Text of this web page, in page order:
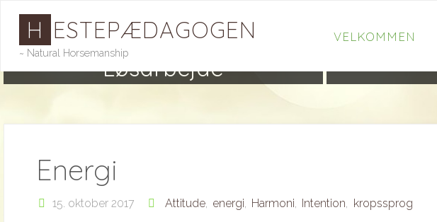
content
H ESTEPÆDAGOGEN
~ Natural Horsemanship
VELKOMMEN
Løsarbejde
Energi
15. oktober 2017 Attitude, energi, Harmoni, Intention, kropssprog